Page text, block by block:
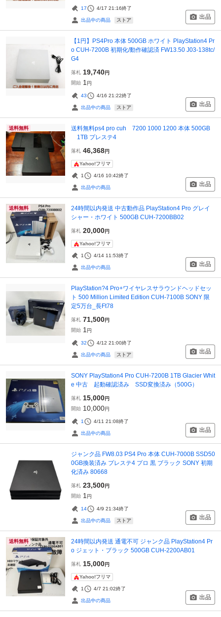
17 4/17 21:16終了
出品中の商品 ストア 出品
【1円】PS4Pro 本体 500GB ホワイト PlayStation4 Pr
o CUH-7200B 初期化/動作確認済 FW13.50 J03-138tc/
G4
落札 19,740円
開始 1 円
43 4/16 21:22終了
出品中の商品 ストア 出品
送料無料
送料無料ps4 pro cuh 7200 1000 1200 本体 500GB
1TB プレステ4
落札 46,368円
Yahoo!フリマ
1 4/16 10:42終了
出品中の商品 出品
送料無料
24時間以内発送 中古動作品 PlayStation4 Pro グレイ
シャー・ホワイト 500GB CUH-7200BB02
落札 20,000円
Yahoo!フリマ
1 4/14 11:53終了
出品中の商品 出品
PlayStation?4 Pro+ワイヤレスサラウンドヘッドセッ
ト 500 Million Limited Edition CUH-7100B SONY 限
定5万台_長Ft78
落札 71,500円
開始 1 円
32 4/12 21:00終了
出品中の商品 ストア 出品
SONY PlayStation4 Pro CUH-7200B 1TB Glacier Whit
e 中古 起動確認済み SSD変換済み（500G）
落札 15,000円
開始 10,000円
1 4/11 21:08終了
出品中の商品 出品
ジャンク品 FW8.03 PS4 Pro 本体 CUH-7000B SSD50
0GB換装済み プレステ4 プロ 黒 ブラック SONY 初期
化済み 80668
落札 23,500円
開始 1 円
14 4/9 21:34終了
出品中の商品 ストア 出品
送料無料
24時間以内発送 通電不可 ジャンク品 PlayStation4 Pr
o ジェット・ブラック 500GB CUH-2200AB01
落札 15,000円
Yahoo!フリマ
1 4/7 21:02終了
出品中の商品 出品